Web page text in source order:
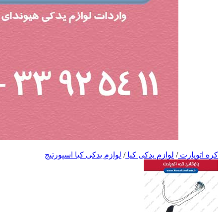
کره اتوپارت/ لوازم یدکی کیا/ لوازم یدکی کیا اسپورتیج